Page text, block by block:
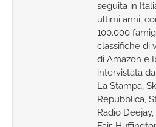
seguita in
ultimi anni,
100.000
classifiche di
di Amazon e
intervistata
La Stampa,
Repubblica,
Radio